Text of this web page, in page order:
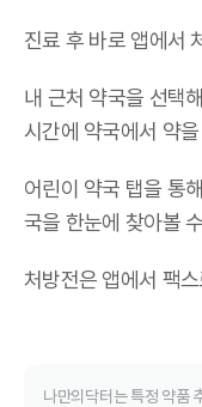
진료 후 바로 앱에서
내 근처 약국을 선택
시간에 약국에서 약
어린이 약국 탭을 통
국을 한눈에 찾아볼
처방전은 앱에서 팩
나만의닥터는 특정 약품